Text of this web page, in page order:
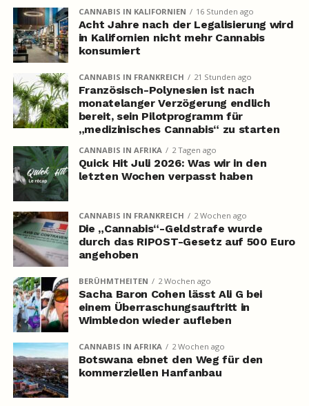
CANNABIS IN KALIFORNIEN 16 Stunden ago
Acht Jahre nach der Legalisierung wird
in Kalifornien nicht mehr Cannabis
konsumiert
CANNABIS IN FRANKREICH 21 Stunden ago
Französisch-Polynesien ist nach
monatelanger Verzögerung endlich
bereit, sein Pilotprogramm für
„medizinisches Cannabis“ zu starten
CANNABIS IN AFRIKA 2 Tagen ago
Quick Hit Juli 2026: Was wir in den
letzten Wochen verpasst haben
CANNABIS IN FRANKREICH 2 Wochen ago
Die „Cannabis“-Geldstrafe wurde
durch das RIPOST-Gesetz auf 500 Euro
angehoben
BERÜHMTHEITEN 2 Wochen ago
Sacha Baron Cohen lässt Ali G bei
einem Überraschungsauftritt in
Wimbledon wieder aufleben
CANNABIS IN AFRIKA 2 Wochen ago
Botswana ebnet den Weg für den
kommerziellen Hanfanbau